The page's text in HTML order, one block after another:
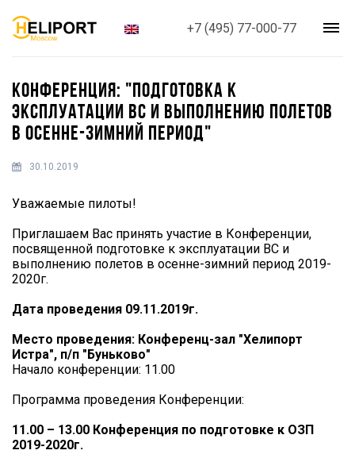
+7 (495) 77-000-77
КОНФЕРЕНЦИЯ: "ПОДГОТОВКА К
ЭКСПЛУАТАЦИИ ВС И ВЫПОЛНЕНИЮ ПОЛЕТОВ
В ОСЕННЕ-ЗИМНИЙ ПЕРИОД"
30.10.2019
Уважаемые пилоты!
Приглашаем Вас принять участие в Конференции,
посвященной подготовке к эксплуатации ВС и
выполнению полетов в осенне-зимний период 2019-
2020г.
Дата проведения 09.11.2019г.
Место проведения: Конференц-зал "Хелипорт
Истра", п/п "Буньково"
Начало конференции: 11.00
Программа проведения Конференции:
11.00 – 13.00 Конференция по подготовке к ОЗП
2019-2020г.